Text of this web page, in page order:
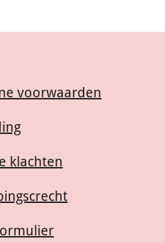
voorwaarden
klachten